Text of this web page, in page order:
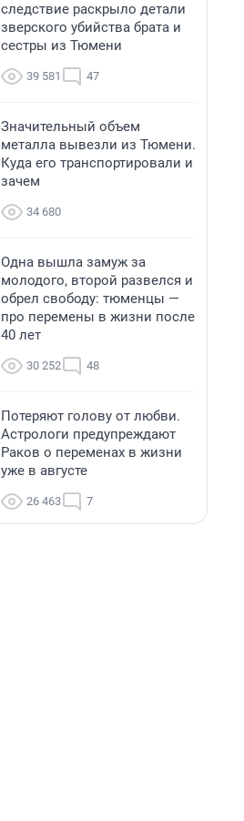
следствие раскрыло детали
зверского убийства брата и
сестры из Тюмени
39 581 47
Значительный объем
металла вывезли из Тюмени.
Куда его транспортировали и
зачем
34 680
Одна вышла замуж за
молодого, второй развелся и
обрел свободу: тюменцы —
про перемены в жизни после
40 лет
30 252 48
Потеряют голову от любви.
Астрологи предупреждают
Раков о переменах в жизни
уже в августе
26 463 7